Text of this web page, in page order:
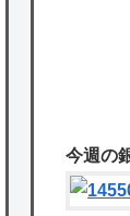
を託
かな
今週の